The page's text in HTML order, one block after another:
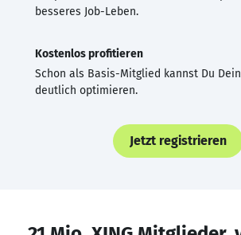
besseres Job-Leben.
Kostenlos profitieren
Schon als Basis-Mitglied kannst Du
deutlich optimieren.
Jetzt registrieren